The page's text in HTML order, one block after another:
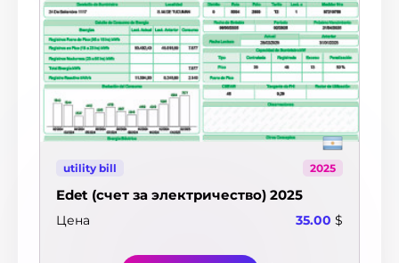
utility bill 2025
Edet (счет за электричество) 2025
Цена 35.00 $